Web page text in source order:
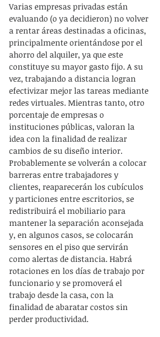
Varias empresas privadas están
evaluando (o ya decidieron) no volver
a rentar áreas destinadas a oficinas,
principalmente orientándose por el
ahorro del alquiler, ya que este
constituye su mayor gasto fijo. A su
vez, trabajando a distancia logran
efectivizar mejor las tareas mediante
redes virtuales. Mientras tanto, otro
porcentaje de empresas o
instituciones públicas, valoran la
idea con la finalidad de realizar
cambios de su diseño interior.
Probablemente se volverán a colocar
barreras entre trabajadores y
clientes, reaparecerán los cubículos
y particiones entre escritorios, se
redistribuirá el mobiliario para
mantener la separación aconsejada
y, en algunos casos, se colocarán
sensores en el piso que servirán
como alertas de distancia. Habrá
rotaciones en los días de trabajo por
funcionario y se promoverá el
trabajo desde la casa, con la
finalidad de abaratar costos sin
perder productividad.